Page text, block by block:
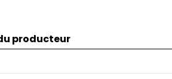
producteur